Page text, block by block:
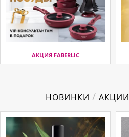
АКЦИЯ FABERLIC
НОВИНКИ / АКЦИИ